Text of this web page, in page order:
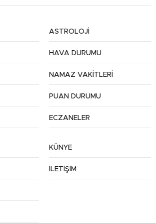
ASTROLOJİ
HAVA DURUMU
NAMAZ VAKİTLERİ
PUAN DURUMU
ECZANELER
KÜNYE
İLETİŞİM